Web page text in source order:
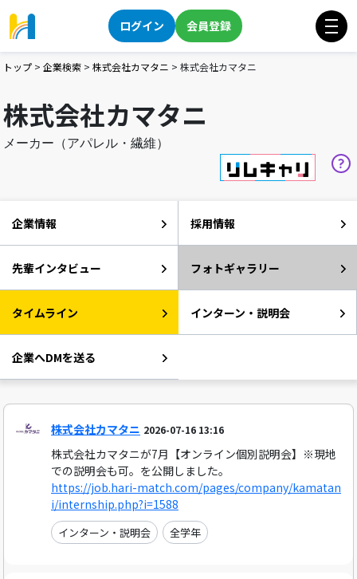
ログイン 会員登録
トップ > 企業検索 > 株式会社カマタニ > 株式会社カマタニ
株式会社カマタニ
メーカー（アパレル・繊維）
企業情報 採用情報
先輩インタビュー フォトギャラリー
タイムライン インターン・説明会
企業へDMを送る
株式会社カマタニ 2026-07-16 13:16
株式会社カマタニが7月【オンライン個別説明会】※現地
での説明会も可。を公開しました。
https://job.hari-match.com/pages/company/kamatan
i/internship.php?i=1588
インターン・説明会 全学年